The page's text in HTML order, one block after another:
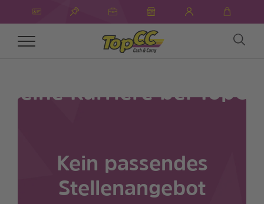
Toggle
Deine Karriere bei TopCC
Kein passendes
Stellenangebot